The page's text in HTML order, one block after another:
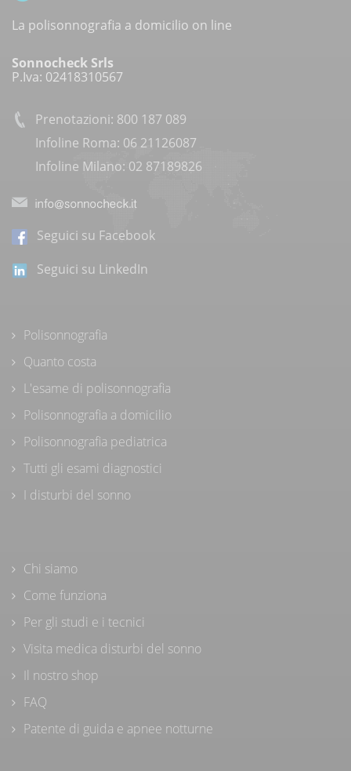
La polisonnografia a domicilio on line
Sonnocheck Srls
P.Iva: 02418310567
Prenotazioni: 800 187 089
Infoline Roma: 06 21126087
Infoline Milano: 02 87189826
Seguici su Facebook
Seguici su LinkedIn
Polisonnografia
Quanto costa
L'esame di polisonnografia
Polisonnografia a domicilio
Polisonnografia pediatrica
Tutti gli esami diagnostici
I disturbi del sonno
Chi siamo
Come funziona
Per gli studi e i tecnici
Visita medica disturbi del sonno
Il nostro shop
FAQ
Patente di guida e apnee notturne